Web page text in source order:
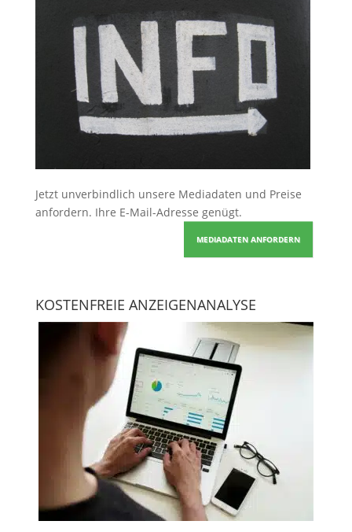
Jetzt unverbindlich unsere Mediadaten und Preise
anfordern. Ihre E-Mail-Adresse genügt.
MEDIADATEN ANFORDERN
KOSTENFREIE ANZEIGENANALYSE